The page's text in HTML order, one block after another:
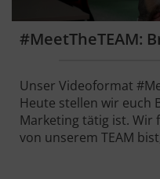
#MeetTheTEAM:
Unser Videoformat
Heute stellen wir euch
Marketing tätig ist. Wir
von unserem TEAM